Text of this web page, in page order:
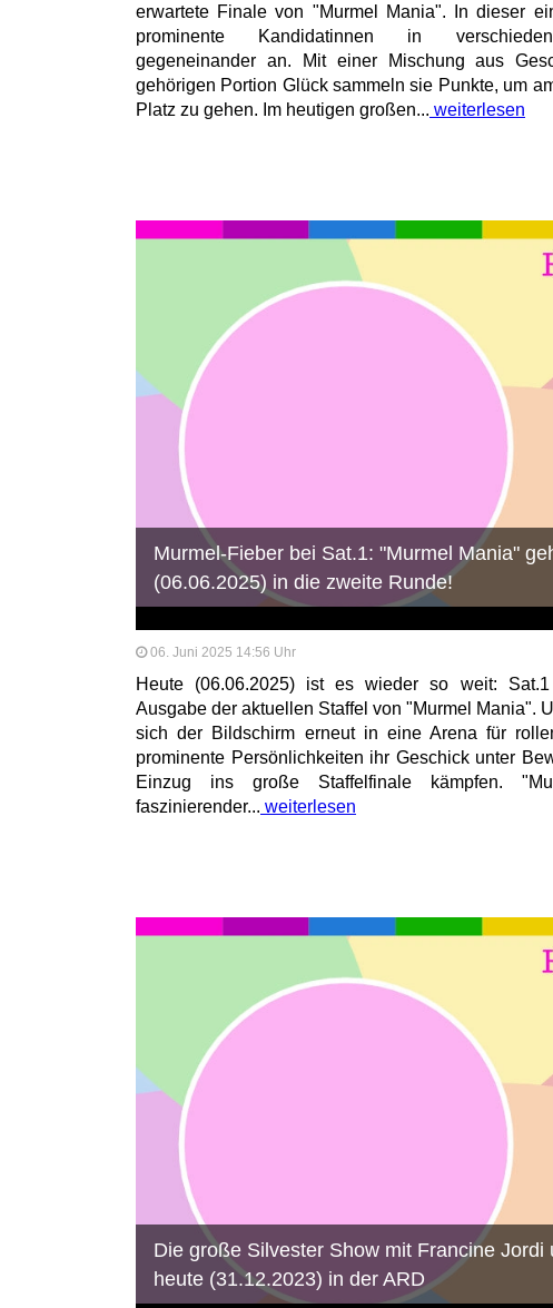
erwartete Finale von "Murmel Mania". In dieser
prominente Kandidatinnen in
gegeneinander an. Mit einer Mischung aus
gehörigen Portion Glück sammeln sie Punkte, um
Platz zu gehen. Im heutigen großen... weiterlesen
Murmel-Fieber bei Sat.1: "Murmel Mania"
(06.06.2025) in die zweite Runde!
06. Juni 2025 14:56 Uhr
Heute (06.06.2025) ist es wieder so weit:
Ausgabe der aktuellen Staffel von "Murmel Mania".
sich der Bildschirm erneut in eine Arena für
prominente Persönlichkeiten ihr Geschick unter
Einzug ins große Staffelfinale kämpfen.
faszinierender... weiterlesen
Die große Silvester Show mit Francine Jordi
heute (31.12.2023) in der ARD